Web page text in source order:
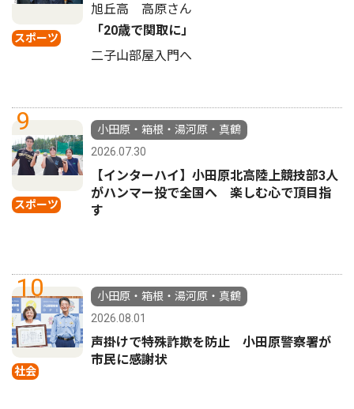
スポーツ
旭丘高 高原さん
「20歳で関取に」
二子山部屋入門へ
9
スポーツ
小田原・箱根・湯河原・真鶴
2026.07.30
【インターハイ】小田原北高陸上競技部3人
がハンマー投で全国へ 楽しむ心で頂目指
す
10
社会
小田原・箱根・湯河原・真鶴
2026.08.01
声掛けで特殊詐欺を防止 小田原警察署が
市民に感謝状